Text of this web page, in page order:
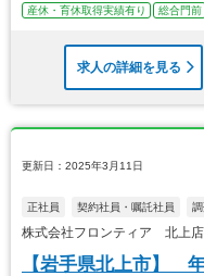
産休・育休取得実績有り
総合門前
求人の詳細を見る
更新日：2025年3月11日
正社員 契約社員・嘱託社員
株式会社フロンティア 北上店
【岩手県北上市】